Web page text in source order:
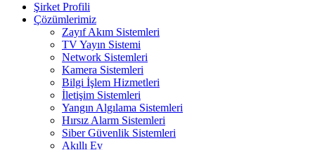
Şirket Profili
Çözümlerimiz
Zayıf Akım Sistemleri
TV Yayın Sistemi
Network Sistemleri
Kamera Sistemleri
Bilgi İşlem Hizmetleri
İletişim Sistemleri
Yangın Algılama Sistemleri
Hırsız Alarm Sistemleri
Siber Güvenlik Sistemleri
Akıllı Ev